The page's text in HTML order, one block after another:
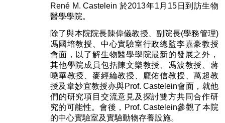
René M. Castelein 於2013年1月15日到訪生物
醫學學院。
除了與本院院長陳偉儀教授、副院長(學務管理)
馮國培教授、中心實驗室行政總監李嘉豪教授
會面，以了解生物醫學學院最新的發展之外，
其他學院成員包括陳文樂教授、馮波教授、蔣
曉華教授、麥經綸教授、龐佑信教授、萬超教
授及韋妙宜教授亦與Prof. Castelein會面，就他
們的研究項目交流意見及探討雙方共同合作研
究的可能性。會後，Prof. Castelein參觀了本院
的中心實驗室及實驗動物存養設施。